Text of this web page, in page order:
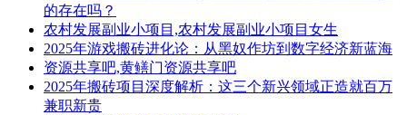
的存在吗？
农村发展副业小项目,农村发展副业小项目女生
2025年游戏搬砖进化论：从黑奴作坊到数字经济新蓝海
资源共享吧,黄鳝门资源共享吧
2025年搬砖项目深度解析：这三个新兴领域正造就百万
兼职新贵